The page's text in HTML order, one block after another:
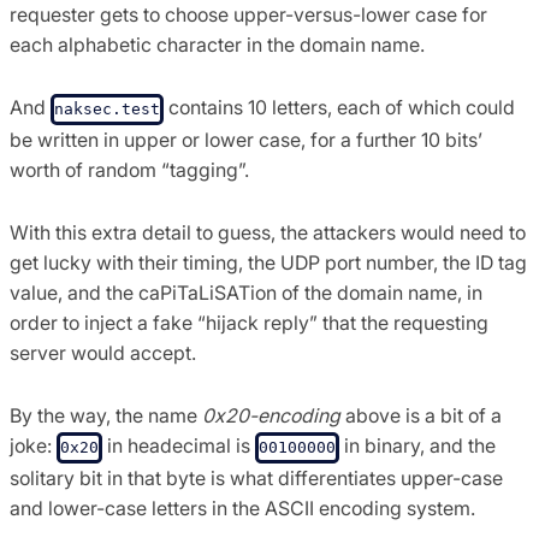
requester gets to choose upper-versus-lower case for
each alphabetic character in the domain name.
And naksec.test contains 10 letters, each of which could
be written in upper or lower case, for a further 10 bits’
worth of random “tagging”.
With this extra detail to guess, the attackers would need to
get lucky with their timing, the UDP port number, the ID tag
value, and the caPiTaLiSATion of the domain name, in
order to inject a fake “hijack reply” that the requesting
server would accept.
By the way, the name 0x20-encodingabove is a bit of a
joke: 0x20 in headecimal is 00100000 in binary, and the
solitary bit in that byte is what differentiates upper-case
and lower-case letters in the ASCII encoding system.